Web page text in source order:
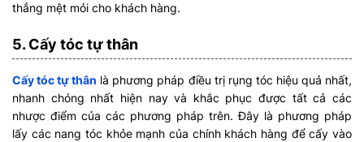
thẳng mệt mỏi cho khách hàng.
5. Cấy tóc tự thân
Cấy tóc tự thân là phương pháp điều trị rụng tóc hiệu quả nhất,
nhanh chóng nhất hiện nay và khắc phục được tất cả các
nhược điểm của các phương pháp trên. Đây là phương pháp
lấy các nang tóc khỏe mạnh của chính khách hàng để cấy vào